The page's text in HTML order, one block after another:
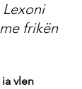
Lexoni
frikën
vlen